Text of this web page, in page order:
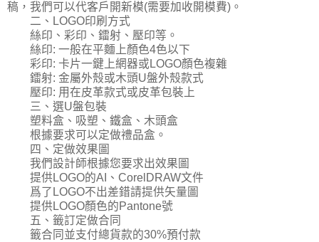
稿，我們可以代客戶開新模(需要加收開模費)。
二、LOGO印刷方式
絲印、彩印、鐳射、壓印等。
絲印: 一般在平麵上顏色4色以下
彩印: 卡片一鍵上網器或LOGO顏色複雜
鐳射: 金屬外殼或木頭U盤外殼款式
壓印: 用在皮革款式或皮革包裝上
三、選U盤包裝
塑料盒、吸塑、鐵盒、木頭盒
根據要求可以定做禮品盒。
四、定做效果圖
我們設計師根據您要求出效果圖
提供LOGO的AI、CorelDRAW文件
爲了LOGO不出差錯請提供矢量圖
提供LOGO顏色的Pantone號
五、籤訂定做合同
籤合同並支付總貨款的30%預付款